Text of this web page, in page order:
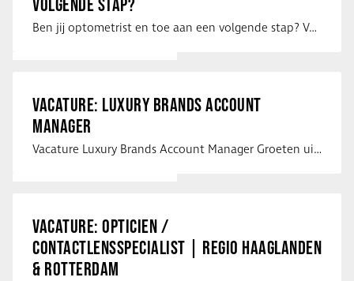
VOLGENDE STAP?
Ben jij optometrist en toe aan een volgende stap? Voor een optiekketen is Eye …
VACATURE: LUXURY BRANDS ACCOUNT
MANAGER
Vacature Luxury Brands Account Manager Groeten uit Spanje! Vanaf mijn …
VACATURE: OPTICIEN /
CONTACTLENSSPECIALIST | REGIO HAAGLANDEN
& ROTTERDAM